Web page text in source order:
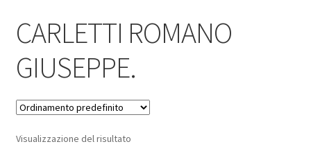
La Storia
Contattaci
Cassa
Carrello
CARLETTI ROMANO
GIUSEPPE.
Visualizzazione del risultato